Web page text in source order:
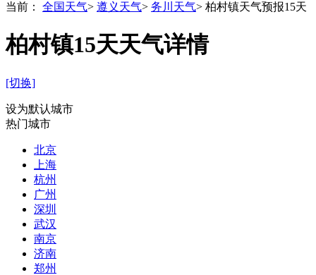
当前： 全国天气> 遵义天气> 务川天气> 柏村镇天气预报15天
柏村镇15天天气详情
[切换]
设为默认城市
热门城市
北京
上海
杭州
广州
深圳
武汉
南京
济南
郑州